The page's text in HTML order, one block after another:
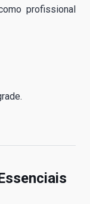
profissional